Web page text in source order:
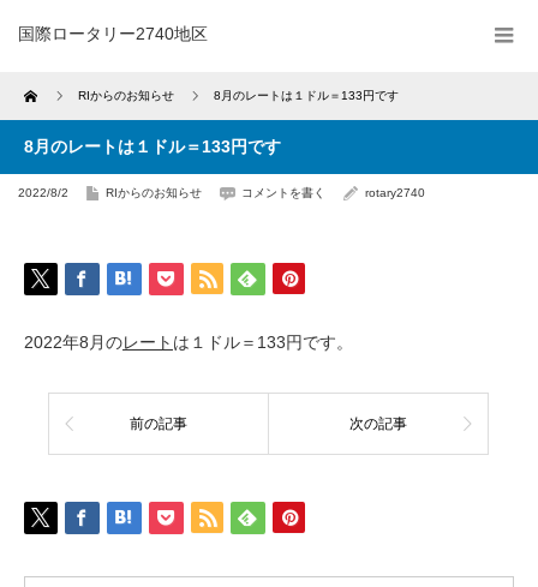
国際ロータリー2740地区
Home RIからのお知らせ 8月のレートは１ドル＝133円です
8月のレートは１ドル＝133円です
2022/8/2 RIからのお知らせ コメントを書く rotary2740
2022年8月のレート は１ドル＝133円です。
前の記事 次の記事